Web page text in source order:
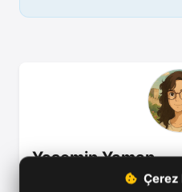
Çerez
Yasemin Yaman
Yaşam simülasyonu ve